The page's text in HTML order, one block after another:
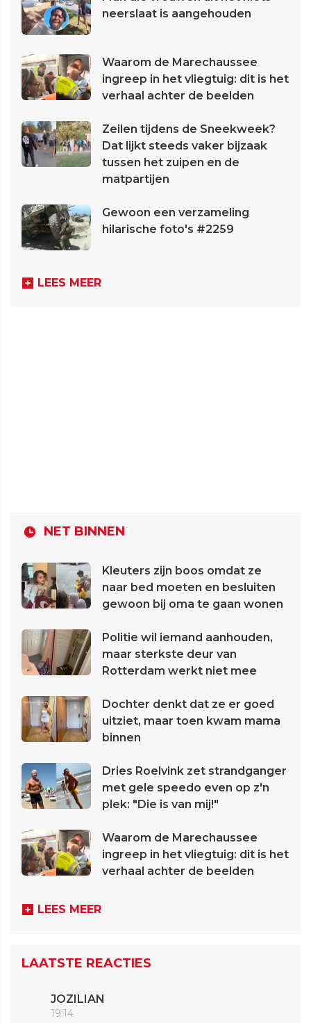
neerslaat is aangehouden
Waarom de Marechaussee
ingreep in het vliegtuig: dit is het
verhaal achter de beelden
Zeilen tijdens de Sneekweek?
Dat lijkt steeds vaker bijzaak
tussen het zuipen en de
matpartijen
Gewoon een verzameling
hilarische foto's #2259
LEES MEER
NET BINNEN
Kleuters zijn boos omdat ze
naar bed moeten en besluiten
gewoon bij oma te gaan wonen
Politie wil iemand aanhouden,
maar sterkste deur van
Rotterdam werkt niet mee
Dochter denkt dat ze er goed
uitziet, maar toen kwam mama
binnen
Dries Roelvink zet strandganger
met gele speedo even op z'n
plek: "Die is van mij!"
Waarom de Marechaussee
ingreep in het vliegtuig: dit is het
verhaal achter de beelden
LEES MEER
LAATSTE REACTIES
JOZILIAN
19:14